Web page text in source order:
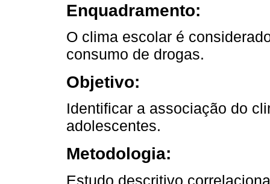
Enquadramento:
O clima escolar é
consumo de drogas.
Objetivo:
Identificar a associação do
adolescentes.
Metodologia:
Estudo descritivo